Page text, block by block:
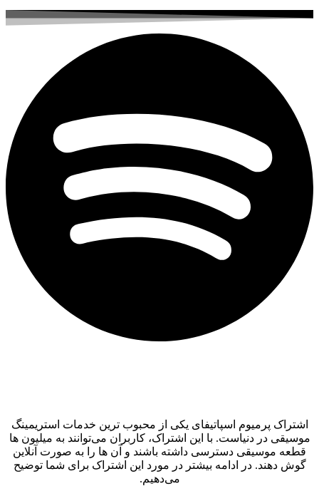
اشتراک پرمیوم اسپاتیفای یکی از محبوب‌ ترین خدمات استریمینگ
موسیقی در دنیاست. با این اشتراک، کاربران می‌توانند به میلیون‌ ها
قطعه موسیقی دسترسی داشته باشند و آن ‌ها را به صورت آنلاین
گوش دهند. در ادامه بیشتر در مورد این اشتراک برای شما توضیح
می‌دهیم.